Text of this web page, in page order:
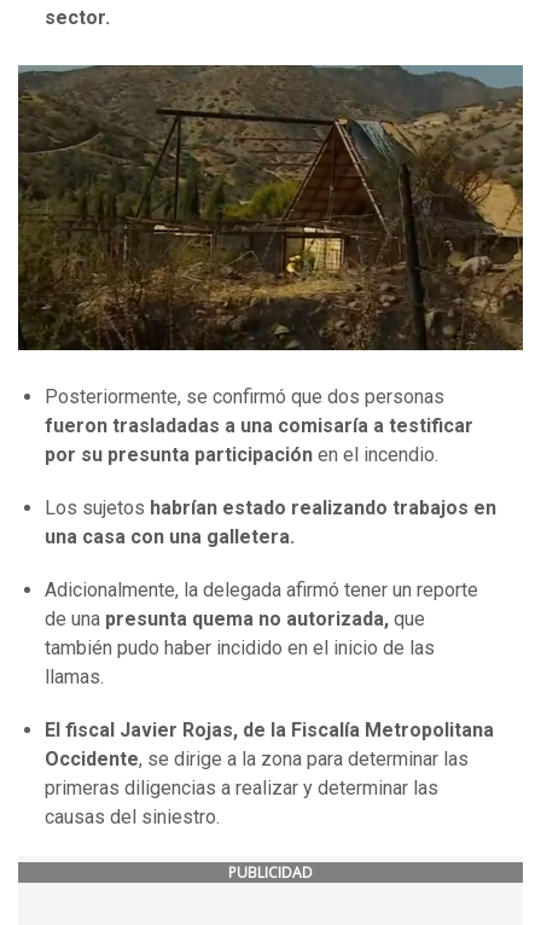
sector.
Posteriormente, se confirmó que dos personas
fueron trasladadas a una comisaría a testificar
por su presunta participación en el incendio.
Los sujetos habrían estado realizando trabajos en
una casa con una galletera.
Adicionalmente, la delegada afirmó tener un reporte
de una presunta quema no autorizada, que
también pudo haber incidido en el inicio de las
llamas.
El fiscal Javier Rojas, de la Fiscalía Metropolitana
Occidente, se dirige a la zona para determinar las
primeras diligencias a realizar y determinar las
causas del siniestro.
PUBLICIDAD